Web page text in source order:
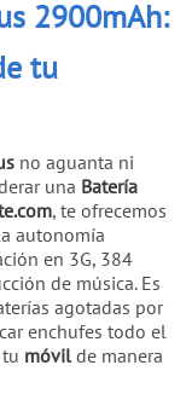
2900mAh:
tu
no aguanta ni
una Batería
, te ofrecemos
autonomía
en 3G, 384
de música. Es
agotadas por
enchufes todo el
móvil de manera